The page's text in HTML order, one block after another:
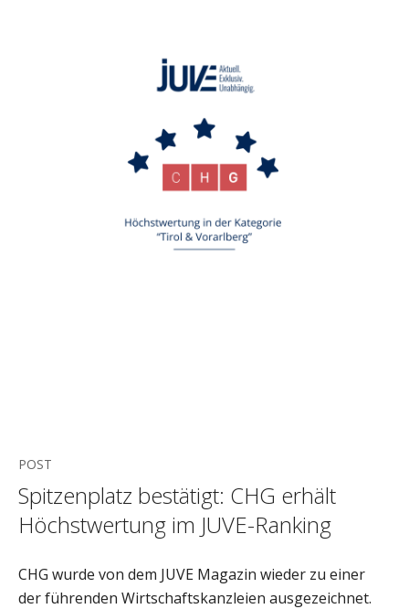
POST
Spitzenplatz bestätigt: CHG erhält
Höchstwertung im JUVE-Ranking
CHG wurde von dem JUVE Magazin wieder zu einer
der führenden Wirtschaftskanzleien ausgezeichnet.